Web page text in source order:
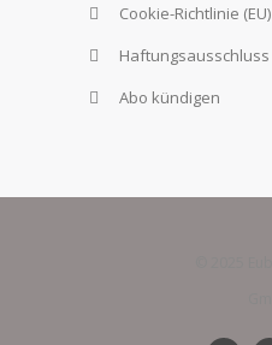
Cookie-Richtlinie (EU)
Haftungsausschluss
Abo kündigen